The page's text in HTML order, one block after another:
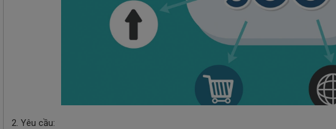
2. Yêu cầu: